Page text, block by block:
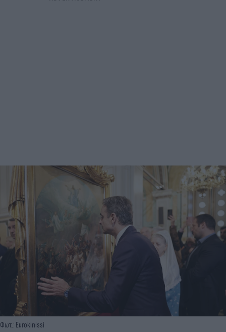
Φωτ.: Eurokinissi